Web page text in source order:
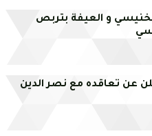
و العيفة بتربص
عن تعاقده مع نصر الدين